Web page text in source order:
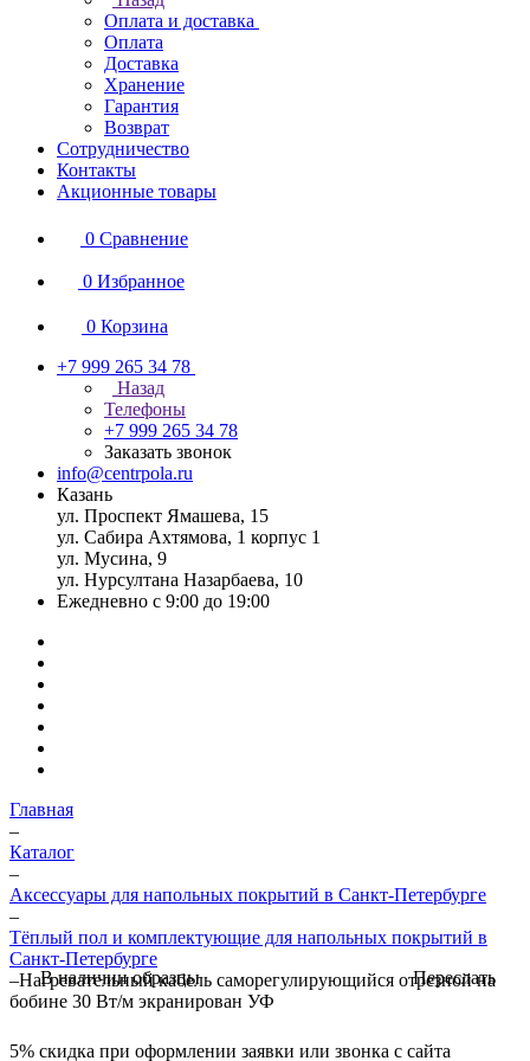
Оплата и доставка
Оплата
Доставка
Хранение
Гарантия
Возврат
Сотрудничество
Контакты
Акционные товары
0 Сравнение
0 Избранное
0 Корзина
+7 999 265 34 78
Назад
Телефоны
+7 999 265 34 78
Заказать звонок
info@centrpola.ru
Казань
ул. Проспект Ямашева, 15
ул. Сабира Ахтямова, 1 корпус 1
ул. Мусина, 9
ул. Нурсултана Назарбаева, 10
Ежедневно с 9:00 до 19:00
Главная
–
Каталог
–
Аксессуары для напольных покрытий в Санкт-Петербурге
–
Тёплый пол и комплектующие для напольных покрытий в
Санкт-Петербурге
–Нагревательный кабель саморегулирующийся отрезной на
бобине 30 Вт/м экранирован УФ
5% скидка при оформлении заявки или звонка с сайта
В наличии образцы Переслать